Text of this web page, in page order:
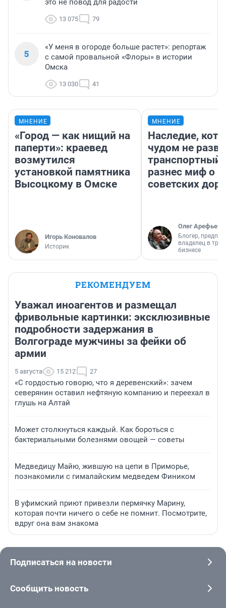
это не повод для радости
13 075 79
5
«У меня в огороде больше растет»: репортаж
с самой провальной «Флоры» в истории
Омска
13 030 41
МНЕНИЕ
«Город — как нищий на
паперти»: краевед
возмутился
установкой памятника
Высоцкому в Омске
Игорь Коновалов
Историк
МНЕНИЕ
Наследие,
чудом не
транспортный
разнес миф о
советских
Олег Арефьев
Блогер,
владелец в
бизнесе
РЕКОМЕНДУЕМ
Уважал иноагентов и размещал
фривольные картинки: эксклюзивные
подробности задержания в
Волгограде мужчины за фейки об
армии
5 августа 15 212 27
«С гордостью говорю, что я деревенский»: зачем
северянин оставил нефтяную компанию и переехал в
глушь на Алтай
Может столкнуться каждый. Как бороться с
бактериальными болезнями овощей — советы
Медведицу Майю, жившую на цепи в Приморье,
познакомили с гималайским медведем Фиником
В уфимский приют привезли пермячку Марину,
которая почти ничего о себе не помнит. Посмотрите,
вдруг она вам знакома
Подписаться на новости
Сообщить новость